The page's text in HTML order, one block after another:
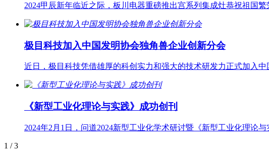
2024甲辰新年临近之际，板川电器重磅推出宫系列集成灶恭祝祖国
极目科技加入中国发明协会独角兽企业创新分会
近日，极目科技凭借雄厚的科创实力和强大的技术研发力正式加入
《新型工业化理论与实践》成功创刊
2024年2月1日，问道2024新型工业化学术研讨暨《新型工业化理论
1 / 3